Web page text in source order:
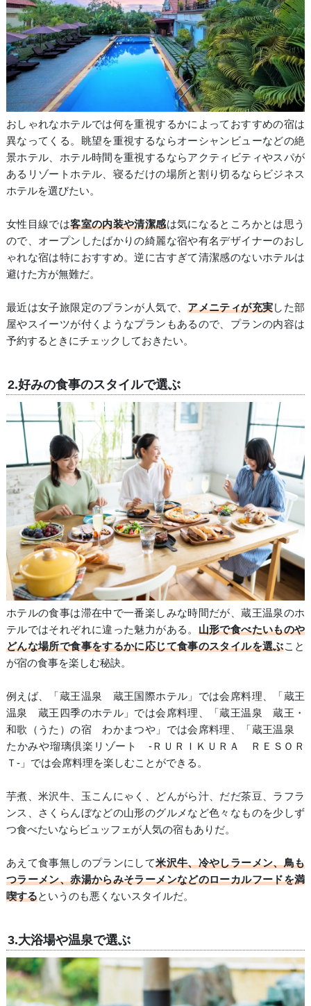
おしゃれなホテルでは何を重視するかによっておすすめの宿は
異なってくる。眺望を重視するならオーシャンビューなどの絶
景ホテル、ホテル時間を重視するならアクティビティやスパが
あるリゾートホテル、寝るだけの場所と割り切るならビジネス
ホテルを選びたい。
女性目線では客室の内装や清潔感は気になるところかとは思う
ので、オープンしたばかりの綺麗な宿や有名デザイナーのおし
ゃれな宿は特におすすめ。逆に古すぎて清潔感のないホテルは
避けた方が無難だ。
最近は女子旅限定のプランが人気で、アメニティが充実した部
屋やスイーツが付くようなプランもあるので、プランの内容は
予約するときにチェックしておきたい。
2.好みの食事のスタイルで選ぶ
ホテルの食事は滞在中で一番楽しみな時間だが、蔵王温泉のホ
テルではそれぞれに違った魅力がある。 山形で食べたいものや
どんな場所で食事をするかに応じて食事のスタイルを選ぶこと
が宿の食事を楽しむ秘訣。
例えば、「蔵王温泉 蔵王国際ホテル」では会席料理、「蔵王
温泉 蔵王四季のホテル」では会席料理、「蔵王温泉 蔵王・
和歌（うた）の宿 わかまつや」では会席料理、「蔵王温泉
たかみや瑠璃倶楽リゾート ‐ＲＵＲＩＫＵＲＡ ＲＥＳＯＲ
Ｔ‐」では会席料理を楽しむことができる。
芋煮、米沢牛、玉こんにゃく、どんがら汁、だだ茶豆、ラフラ
ンス、さくらんぼなどの山形のグルメなど色々なものを少しず
つ食べたいならビュッフェが人気の宿もありだ。
あえて食事無しのプランにして米沢牛、冷やしラーメン、鳥も
つラーメン、赤湯からみそラーメンなどのローカルフードを満
喫するというのも悪くないスタイルだ。
3.大浴場や温泉で選ぶ